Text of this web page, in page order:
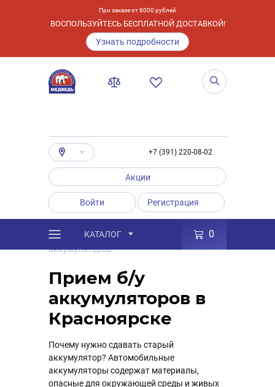
При заказе от 8000 рублей
ВОСПОЛЬЗУЙТЕСЬ БЕСПЛАТНОЙ ДОСТАВКОЙ!
Узнать подробности
+7 (391) 220-08-02
Акции
Войти Регистрация
КАТАЛОГ 0
Услуги / Покупка б/у
аккумуляторов
Прием б/у
аккумуляторов в
Красноярске
Почему нужно сдавать старый
аккумулятор? Автомобильные
аккумуляторы содержат материалы,
опасные для окружающей среды и живых